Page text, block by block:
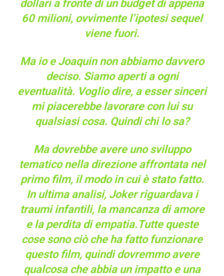
dollari a fronte di un budget di appena
60 milioni, ovvimente l’ipotesi sequel
viene fuori.
Ma io e Joaquin non abbiamo davvero
deciso. Siamo aperti a ogni
eventualità. Voglio dire, a esser sinceri
mi piacerebbe lavorare con lui su
qualsiasi cosa. Quindi chi lo sa?
Ma dovrebbe avere uno sviluppo
tematico nella direzione affrontata nel
primo film, il modo in cui è stato fatto.
In ultima analisi, Joker riguardava i
traumi infantili, la mancanza di amore
e la perdita di empatia.Tutte queste
cose sono ciò che ha fatto funzionare
questo film, quindi dovremmo avere
qualcosa che abbia un impatto e una